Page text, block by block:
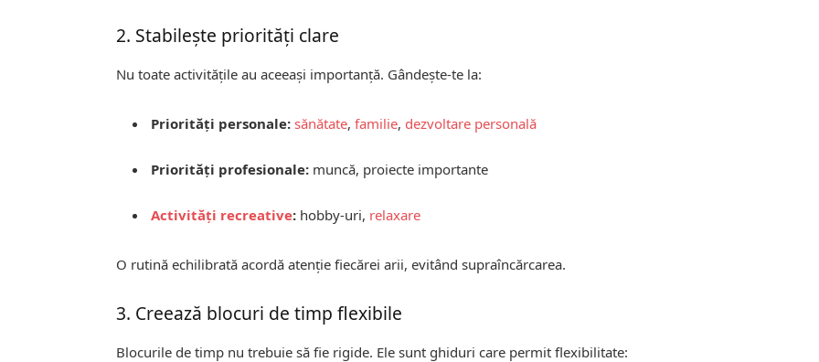
2. Stabilește priorități clare
Nu toate activitățile au aceeași importanță. Gândește-te la:
Priorități personale: sănătate,familie, dezvoltare personală
Priorități profesionale: muncă, proiecte importante
Activități recreative: hobby-uri, relaxare
O rutină echilibrată acordă atenție fiecărei arii, evitând supraîncărcarea.
3. Creează blocuri de timp flexibile
Blocurile de timp nu trebuie să fie rigide. Ele sunt ghiduri care permit flexibilitate: